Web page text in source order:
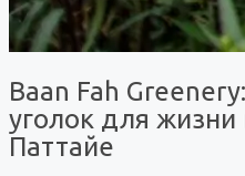
Baan Fah
уголок для жизни
Паттайе